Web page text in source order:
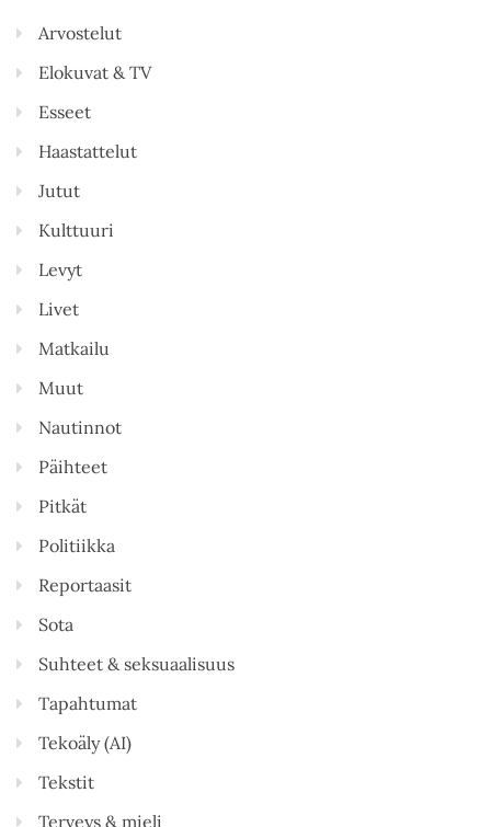
Arvostelut
Elokuvat & TV
Esseet
Haastattelut
Jutut
Kulttuuri
Levyt
Livet
Matkailu
Muut
Nautinnot
Päihteet
Pitkät
Politiikka
Reportaasit
Sota
Suhteet & seksuaalisuus
Tapahtumat
Tekoäly (AI)
Tekstit
Terveys & mieli